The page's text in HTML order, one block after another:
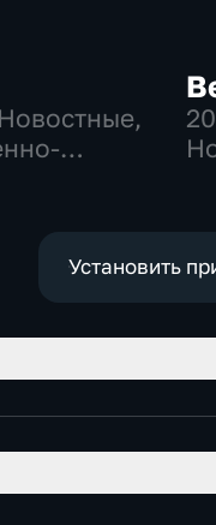
Установить